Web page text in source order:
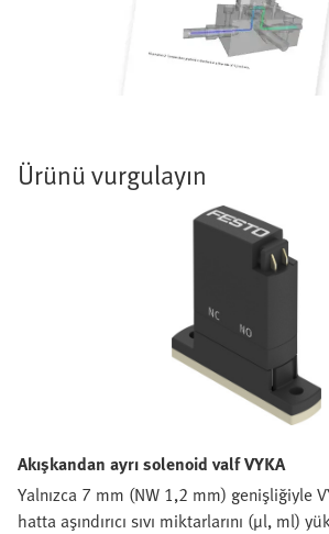
Ürünü vurgulayın
Akışkandan ayrı solenoid valf VYKA
Yalnızca 7 mm (NW 1,2 mm) genişliğiyle
hatta aşındırıcı sıvı miktarlarını (µl, ml)